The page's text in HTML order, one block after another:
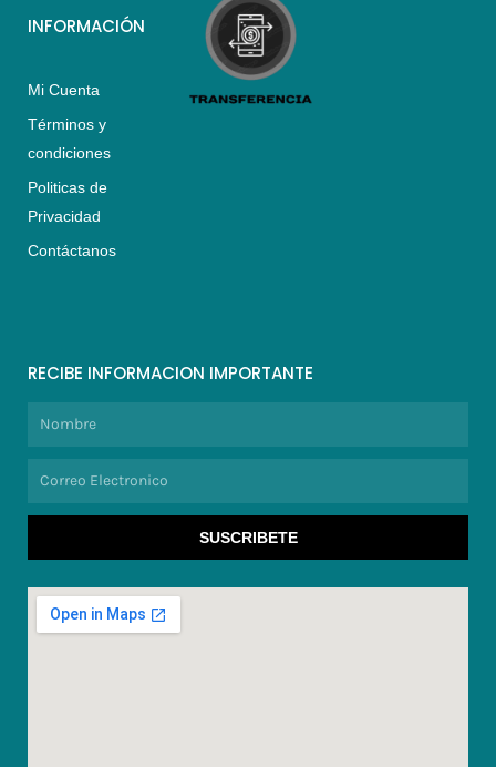
INFORMACIÓN
Mi Cuenta
Términos y
condiciones
Politicas de
Privacidad
Contáctanos
RECIBE INFORMACION IMPORTANTE
SUSCRIBETE